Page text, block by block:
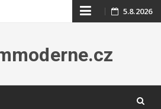
Skip
content
5.8.2026